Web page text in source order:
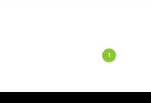
ปฏิสัมพันธ์กับบ้านเดิมไปพร้อม ๆ กับแก้ปัญห
ในช่วงบ่ายที่มักเป็นช่วงที่ร้อนที่สุดในวัน “ค
บ้านที่จะเกิดขึ้นจึงต้องผสมกลมกลืนไปกับบ
กำลังจะเกิดขึ้นต่อไปในวันพรุ่งนี้ วิกฤตโควิ
1